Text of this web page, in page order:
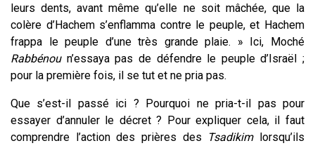
leurs dents, avant même qu’elle ne soit mâchée, que la
colère d’Hachem s’enflamma contre le peuple, et Hachem
frappa le peuple d’une très grande plaie. » Ici, Moché
Rabbénoun’essaya pas de défendre le peuple d’Israël ;
pour la première fois, il se tut et ne pria pas.
Que s’est-il passé ici ? Pourquoi ne pria-t-il pas pour
essayer d’annuler le décret ? Pour expliquer cela, il faut
comprendre l’action des prières des
Tsadikim lorsqu’ils